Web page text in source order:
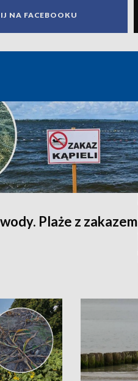
NA FACEBOOKU
Plaże z zakazem